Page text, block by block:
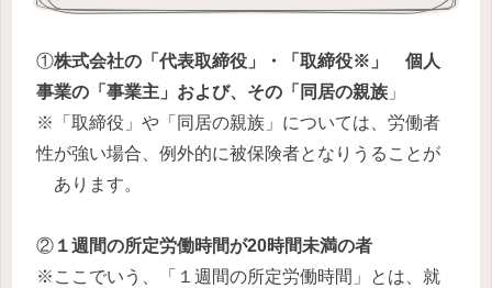
①株式会社の「代表取締役」・「取締役※」 個人
事業の「事業主」および、その「同居の親族 」
※「取締役」や「同居の親族」については、労働者
性が強い場合、例外的に被保険者となりうることが
あります。
② １週間の所定労働時間が20時間未満の者
※ここでいう、「１週間の所定労働時間」とは、就